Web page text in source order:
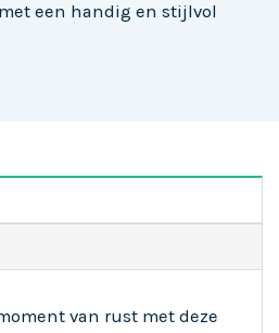
een handig en stijlvol
van rust met deze